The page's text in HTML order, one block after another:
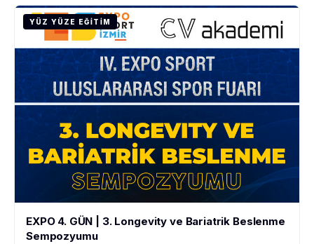
YÜZ YÜZE EĞITIM
EXPO 4. GÜN | 3. Longevity ve Bariatrik Beslenme
Sempozyumu